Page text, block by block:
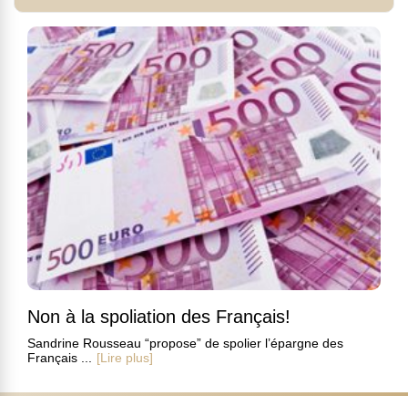
Non à la spoliation des Français!
Sandrine Rousseau “propose” de spolier l’épargne des
Français ...
[Lire plus]